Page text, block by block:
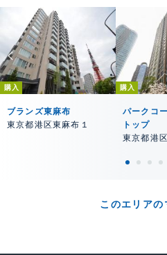
購入
ブランズ東麻布
東京都港区東麻布１
購入
パークコ
トップ
東京都港
このエリアの